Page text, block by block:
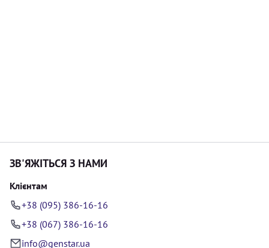
ЗВ'ЯЖІТЬСЯ З НАМИ
Клієнтам
+38 (095) 386-16-16
+38 (067) 386-16-16
info@genstar.ua